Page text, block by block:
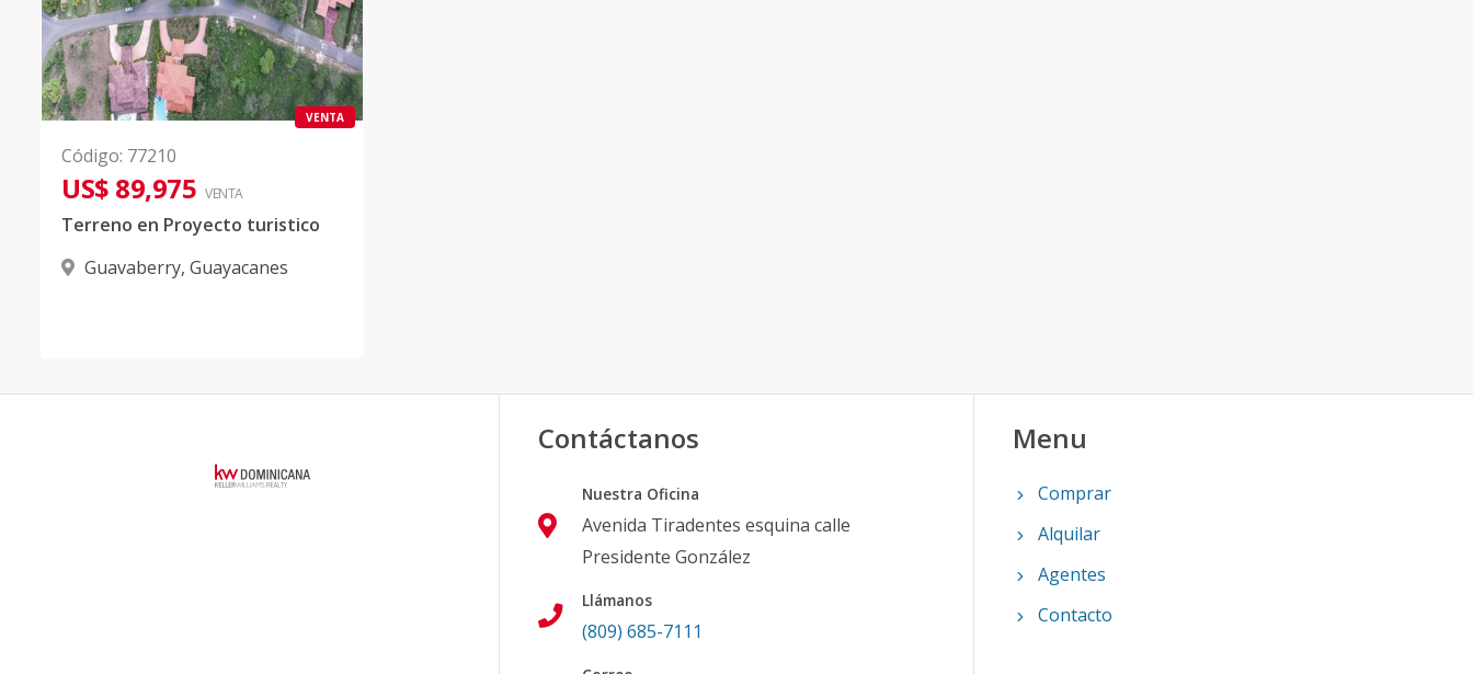
VENTA
Código: 77210
US$ 89,975 VENTA
Terreno en Proyecto turistico
Guavaberry, Guayacanes
Contáctanos
Nuestra Oficina
Avenida Tiradentes esquina calle
Presidente González
Llámanos
(809) 685-7111
Menu
Comprar
Alquilar
Agentes
Contacto